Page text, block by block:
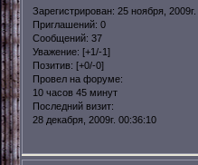
Зарегистрирован: 25 ноября, 2009г.
Приглашений: 0
Сообщений: 37
Уважение: [+1/-1]
Позитив: [+0/-0]
Провел на форуме:
10 часов 45 минут
Последний визит:
28 декабря, 2009г. 00:36:10